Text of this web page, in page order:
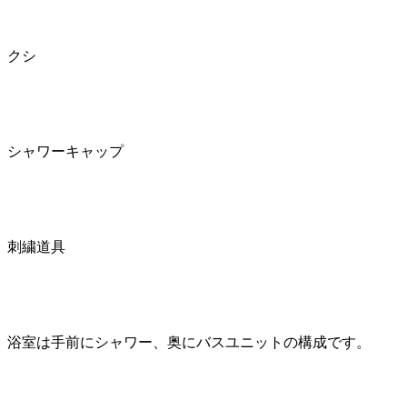
クシ
シャワーキャップ
刺繍道具
浴室は手前にシャワー、奥にバスユニットの構成です。